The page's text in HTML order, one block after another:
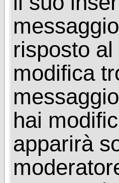
risposto
modifica
hai
apparirà